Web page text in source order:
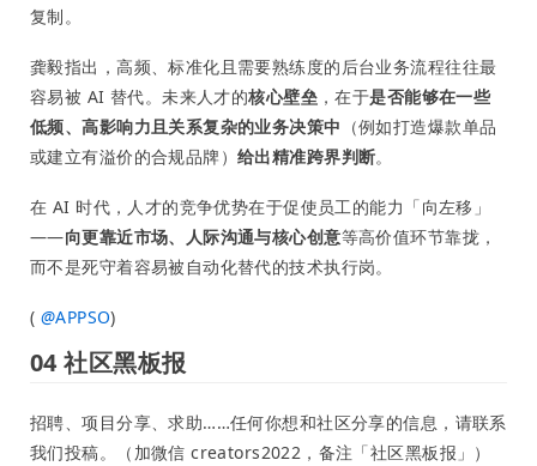
复制。
龚毅指出，高频、标准化且需要熟练度的后台业务流程往往最
容易被 AI 替代。未来人才的核心壁垒 ，在于是否能够在一些
低频、高影响力且关系复杂的业务决策中 （例如打造爆款单品
或建立有溢价的合规品牌）给出精准跨界判断。
在 AI 时代，人才的竞争优势在于促使员工的能力「向左移」
——向更靠近市场、人际沟通与核心创意等高价值环节靠拢，
而不是死守着容易被自动化替代的技术执行岗。
( @APPSO)
04 社区黑板报
招聘、项目分享、求助……任何你想和社区分享的信息，请联系
我们投稿。（加微信 creators2022，备注「社区黑板报」）